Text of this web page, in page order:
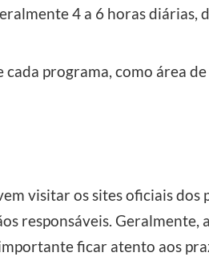
4 a 6 horas diárias,
programa, como área
visitar os sites oficiais dos
responsáveis. Geralmente,
ficar atento aos